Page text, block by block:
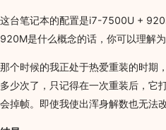
这台笔记本的配置是i7-7500U +
920M是什么概念的话，你可以理解
那个时候的我正处于热爱重装的时期
多少次了，只记得在一次重装后，它
会掉帧。即使我使出浑身解数也无法